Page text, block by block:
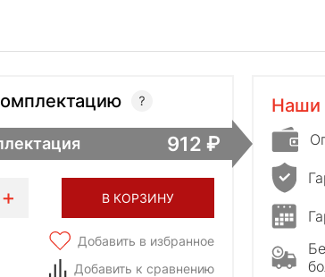
912
В КОРЗИНУ
Добавить в избранное
Добавить к сравнению
Наши